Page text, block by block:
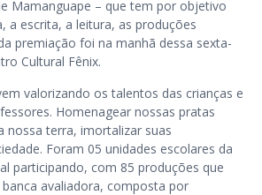
Mamanguape – que tem por objetivo
a escrita, a leitura, as produções
premiação foi na manhã dessa sexta-
Cultural Fênix.
valorizando os talentos das crianças e
Homenagear nossas pratas
nossa terra, imortalizar suas
Foram 05 unidades escolares da
participando, com 85 produções que
avaliadora, composta por